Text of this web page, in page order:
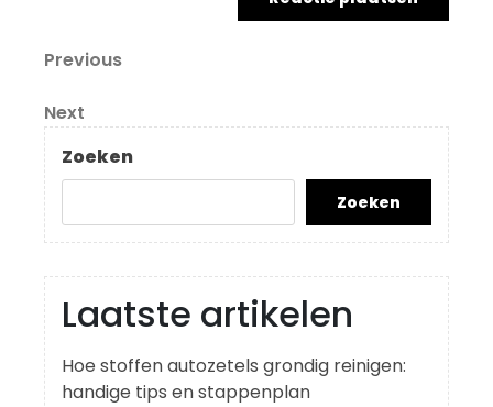
Berichtnavigatie
Previous
Previous
Next
Post
Next
Zoeken
Zoeken
Laatste artikelen
Hoe stoffen autozetels grondig reinigen:
handige tips en stappenplan